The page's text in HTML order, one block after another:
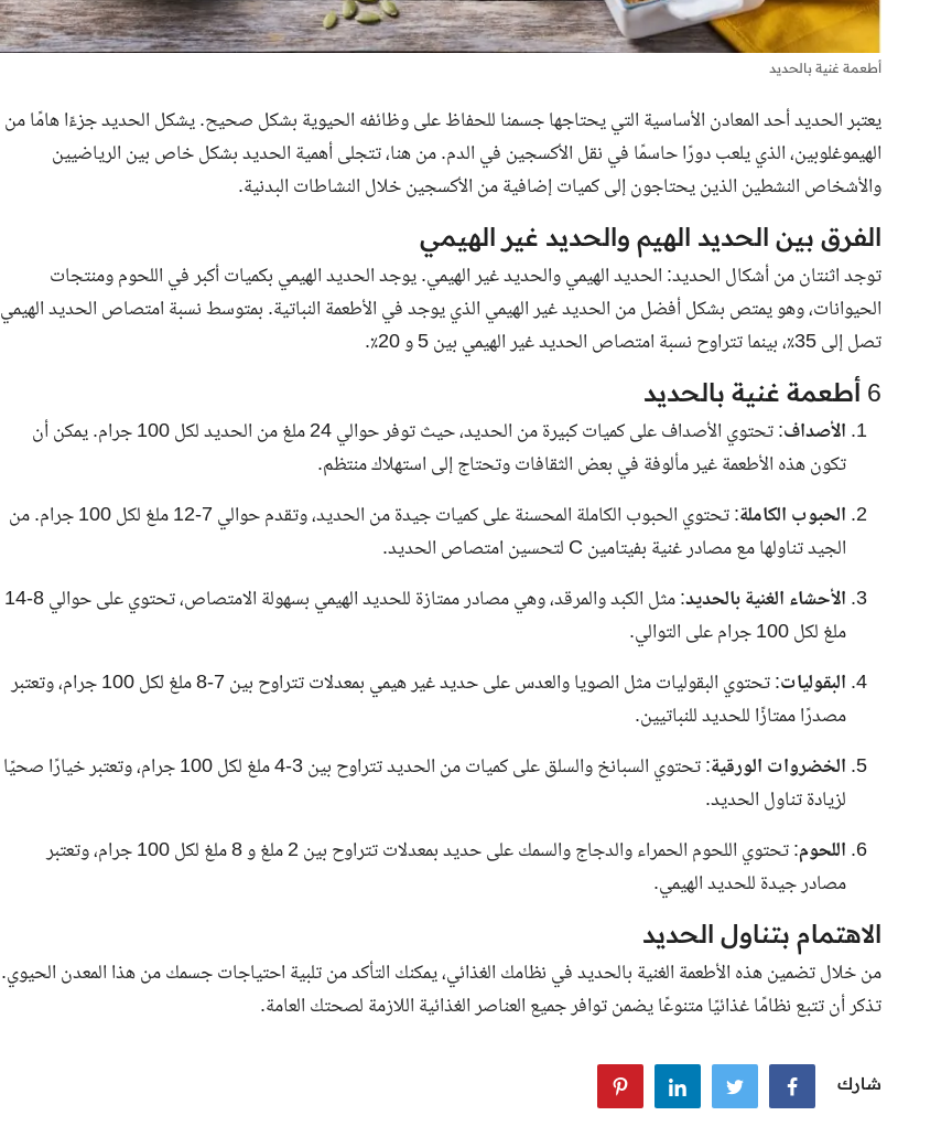
أطعمة غنية بالحديد
يعتبر الحديد أحد المعادن الأساسية التي يحتاجها جسمنا للحفاظ على وظائفه الحيوية بشكل صحيح. يشكل الحديد جزءًا هامًا من
الهيموغلوبين، الذي يلعب دورًا حاسمًا في نقل الأكسجين في الدم. من هنا، تتجلى أهمية الحديد بشكل خاص بين الرياضيين
والأشخاص النشطين الذين يحتاجون إلى كميات إضافية من الأكسجين خلال النشاطات البدنية.
الفرق بين الحديد الهيم والحديد غير الهيمي
توجد اثنتان من أشكال الحديد: الحديد الهيمي والحديد غير الهيمي. يوجد الحديد الهيمي بكميات أكبر في اللحوم ومنتجات
الحيوانات، وهو يمتص بشكل أفضل من الحديد غير الهيمي الذي يوجد في الأطعمة النباتية. بمتوسط نسبة امتصاص الحديد الهيمي
تصل إلى 35٪، بينما تتراوح نسبة امتصاص الحديد غير الهيمي بين 5 و 20٪.
6 أطعمة غنية بالحديد
الأصداف
: تحتوي الأصداف على كميات كبيرة من الحديد، حيث توفر حوالي 24 ملغ من الحديد لكل 100 جرام. يمكن أن
تكون هذه الأطعمة غير مألوفة في بعض الثقافات وتحتاج إلى استهلاك منتظم.
الحبوب الكاملة
: تحتوي الحبوب الكاملة المحسنة على كميات جيدة من الحديد، وتقدم حوالي 7-12 ملغ لكل 100 جرام. من
الجيد تناولها مع مصادر غنية بفيتامين C لتحسين امتصاص الحديد.
الأحشاء الغنية بالحديد
: مثل الكبد والمرقد، وهي مصادر ممتازة للحديد الهيمي بسهولة الامتصاص، تحتوي على حوالي 8-14
ملغ لكل 100 جرام على التوالي.
البقوليات
: تحتوي البقوليات مثل الصويا والعدس على حديد غير هيمي بمعدلات تتراوح بين 7-8 ملغ لكل 100 جرام، وتعتبر
مصدرًا ممتازًا للحديد للنباتيين.
الخضروات الورقية
: تحتوي السبانخ والسلق على كميات من الحديد تتراوح بين 3-4 ملغ لكل 100 جرام، وتعتبر خيارًا صحيًا
لزيادة تناول الحديد.
اللحوم
: تحتوي اللحوم الحمراء والدجاج والسمك على حديد بمعدلات تتراوح بين 2 ملغ و 8 ملغ لكل 100 جرام، وتعتبر
مصادر جيدة للحديد الهيمي.
الاهتمام بتناول الحديد
من خلال تضمين هذه الأطعمة الغنية بالحديد في نظامك الغذائي، يمكنك التأكد من تلبية احتياجات جسمك من هذا المعدن الحيوي.
تذكر أن تتبع نظامًا غذائيًا متنوعًا يضمن توافر جميع العناصر الغذائية اللازمة لصحتك العامة.
شارك